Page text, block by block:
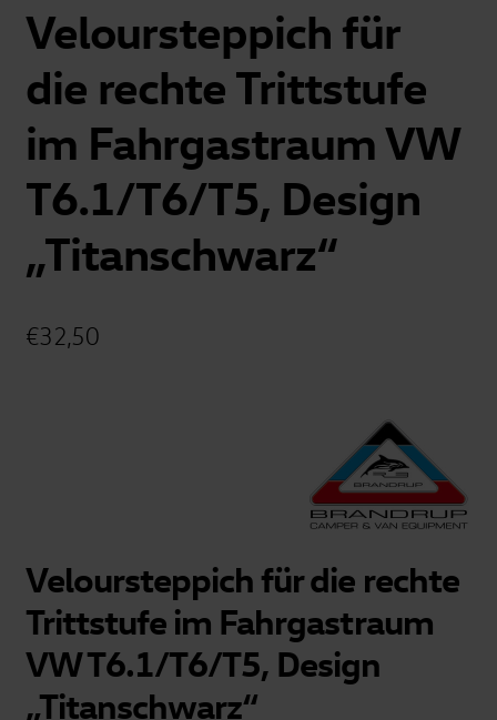
Veloursteppich für
die rechte Trittstufe
im Fahrgastraum VW
T6.1/T6/T5, Design
„Titanschwarz“
€32,50
Veloursteppich für die rechte
Trittstufe im Fahrgastraum
VW T6.1/T6/T5, Design
„Titanschwarz“